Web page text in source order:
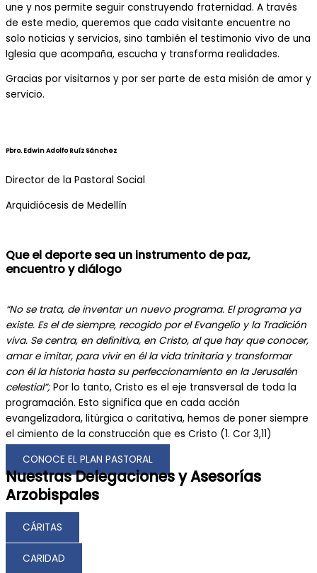
une y nos permite seguir construyendo fraternidad. A través
de este medio, queremos que cada visitante encuentre no
solo noticias y servicios, sino también el testimonio vivo de una
Iglesia que acompaña, escucha y transforma realidades.
Gracias por visitarnos y por ser parte de esta misión de amor y
servicio.
Pbro. Edwin Adolfo Ruíz Sánchez
Director de la Pastoral Social
Arquidiócesis de Medellín
Que el deporte sea un instrumento de paz,
encuentro y diálogo
“No se trata, de inventar un nuevo programa. El programa ya
existe. Es el de siempre, recogido por el Evangelio y la Tradición
viva. Se centra, en definitiva, en Cristo, al que hay que conocer,
amar e imitar, para vivir en él la vida trinitaria y transformar
con él la historia hasta su perfeccionamiento en la Jerusalén
celestial”;Por lo tanto, Cristo es el eje transversal de toda la
programación. Esto significa que en cada acción
evangelizadora, litúrgica o caritativa, hemos de poner siempre
el cimiento de la construcción que es Cristo (1. Cor 3,11)
CONOCE EL PLAN PASTORAL
Nuestras Delegaciones y Asesorías
Arzobispales
CÁRITAS
CARIDAD